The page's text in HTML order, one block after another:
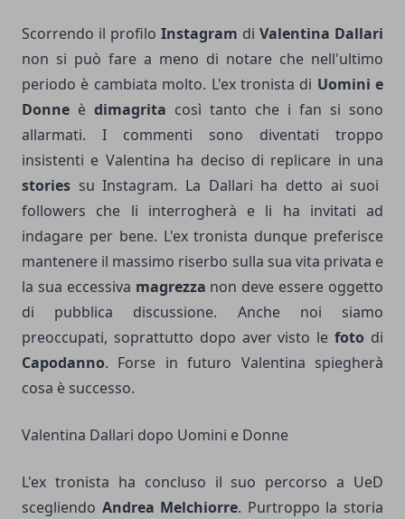
Scorrendo il profilo Instagram di Valentina Dallari
non si può fare a meno di notare che nell'ultimo
periodo è cambiata molto. L'ex tronista di Uomini e
Donne è dimagrita così tanto che i fan si sono
allarmati. I commenti sono diventati troppo
insistenti e Valentina ha deciso di replicare in una
stories su Instagram. La Dallari ha detto ai suoi
followers che li interrogherà e li ha invitati ad
indagare per bene. L'ex tronista dunque preferisce
mantenere il massimo riserbo sulla sua vita privata e
la sua eccessiva magrezza non deve essere oggetto
di pubblica discussione. Anche noi siamo
preoccupati, soprattutto dopo aver visto lefoto di
Capodanno. Forse in futuro Valentina spiegherà
cosa è successo.
Valentina Dallari dopo Uomini e Donne
L'ex tronista ha concluso il suo percorso a UeD
scegliendo Andrea Melchiorre. Purtroppo la storia